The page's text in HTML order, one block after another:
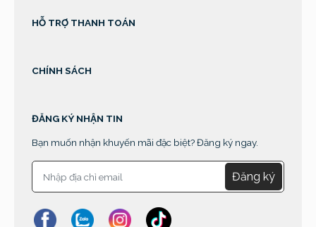
HỖ TRỢ THANH TOÁN
CHÍNH SÁCH
ĐĂNG KÝ NHẬN TIN
Bạn muốn nhận khuyến mãi đặc biệt? Đăng ký ngay.
Đăng ký